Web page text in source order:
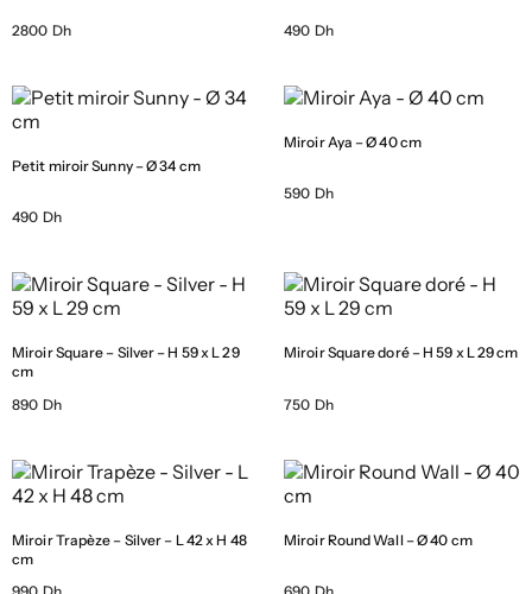
2800 Dh 490 Dh
Petit miroir Sunny – Ø 34 cm
490 Dh
Miroir Aya – Ø 40 cm
590 Dh
Miroir Square – Silver – H 59 x L 29
cm
890 Dh
Miroir Square doré – H 59 x L 29 cm
750 Dh
Miroir Trapèze – Silver – L 42 x H 48
cm
Miroir Round Wall – Ø 40 cm